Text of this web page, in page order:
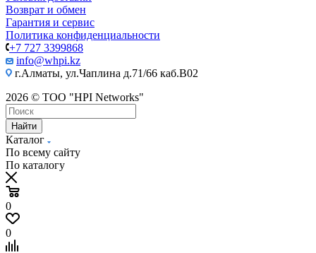
Возврат и обмен
Гарантия и сервис
Политика конфиденциальности
+7 727 3399868
info@whpi.kz
г.Алматы, ул.Чаплина д.71/66 каб.B02
2026 © ТОО "HPI Networks"
Найти
Каталог
По всему сайту
По каталогу
0
0